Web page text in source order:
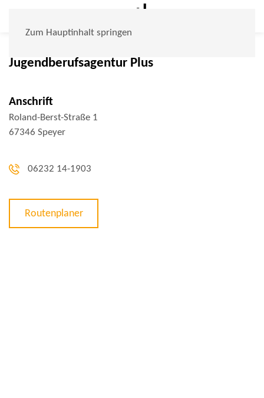
Zum Hauptinhalt springen
Jugendberufsagentur Plus
Anschrift
Roland-Berst-Straße 1
67346 Speyer
06232 14-1903
Routenplaner